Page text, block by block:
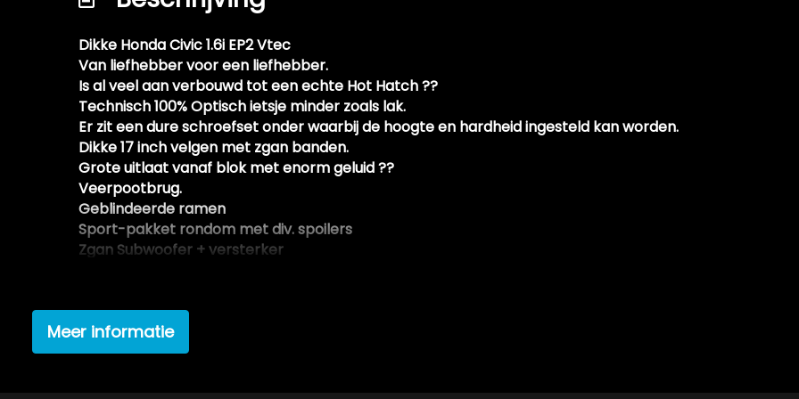
Verlaagde carrosserie dmv korte veren
Zal nog professioneel gepoetst worden door ons binnen & buiten
Dikke Honda Civic 1.6i EP2 Vtec
Van liefhebber voor een liefhebber.
Is al veel aan verbouwd tot een echte Hot Hatch ??
Technisch 100% Optisch ietsje minder zoals lak.
Er zit een dure schroefset onder waarbij de hoogte en hardheid ingesteld kan worden.
Dikke 17 inch velgen met zgan banden.
Grote uitlaat vanaf blok met enorm geluid ??
Veerpootbrug.
Geblindeerde ramen
Sport-pakket rondom met div. spoilers
Zgan Subwoofer + versterker
Vraagprijs € 2250,-- ( incl. enkele extra onderdelen )
Deze Honda Civic komt uit 2002, werd geleverd van 15-08-2001 tot 01-11-2003 en kostte toen €
Meer informatie